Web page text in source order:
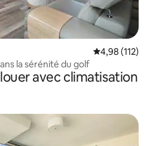
Note
4,98 (112)
la sérénité du golf
avec climatisation